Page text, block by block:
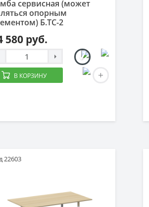
сервисная (может
опорным
Б.ТС-2
580 руб.
В КОРЗИНУ
22603